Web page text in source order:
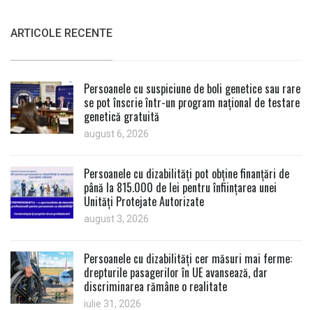
ARTICOLE RECENTE
Persoanele cu suspiciune de boli genetice sau rare
se pot înscrie într-un program național de testare
genetică gratuită
august 6, 2026
Persoanele cu dizabilități pot obține finanțări de
până la 815.000 de lei pentru înființarea unei
Unități Protejate Autorizate
august 3, 2026
Persoanele cu dizabilități cer măsuri mai ferme:
drepturile pasagerilor în UE avansează, dar
discriminarea rămâne o realitate
iulie 31, 2026